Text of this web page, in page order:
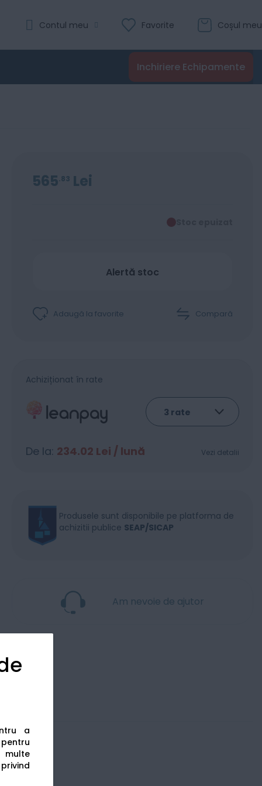
a
multe
Coșul meu
Favorite
Contul meu
Inchiriere Echipamente
565 83 Lei
Stoc epuizat
Alertă stoc
Adaugă la favorite Compară
Achiziționat în rate
De la: 234.02 Lei / lună Vezi detalii
Produsele sunt disponibile pe platforma de
achizitii publice SEAP/SICAP
Am nevoie de ajutor